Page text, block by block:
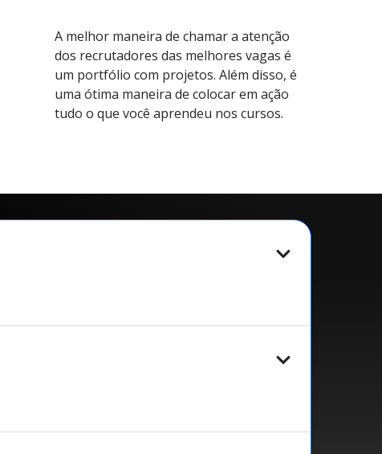
A melhor maneira de chamar a atenção
dos recrutadores das melhores vagas é
um portfólio com projetos. Além disso, é
uma ótima maneira de colocar em ação
tudo o que você aprendeu nos cursos.